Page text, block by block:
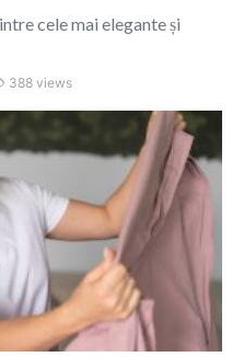
cele mai elegante și
388 views